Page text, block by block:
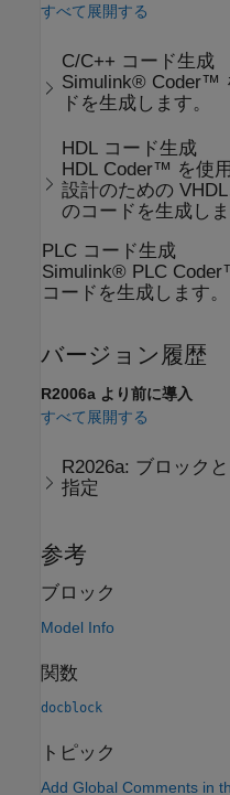
すべて展開する
C/C++ コード生成
Simulink® Coder™
ドを生成します。
HDL コード生成
HDL Coder™ を使
設計のための
のコードを生成しま
PLC コード生成
Simulink® PLC
コードを生成します。
バージョン履歴
R2006a より前に導入
すべて展開する
R2026a: ブロック
指定
参考
ブロック
Model Info
関数
docblock
トピック
Add Global Comments in